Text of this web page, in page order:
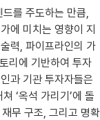
를 주도하는 만큼,
에 미치는 영향이 지
력, 파이프라인의 가
리에 기반하여 투자
과 기관 투자자들은
‘옥석 가리기’에 돌
무 구조, 그리고 명확